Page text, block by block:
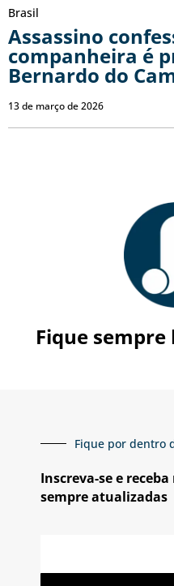
Brasil
Assassino
companheira é
Bernardo do
13 de março de 2026
Fique
Fique por dentro
Inscreva-se e
sempre atualizadas